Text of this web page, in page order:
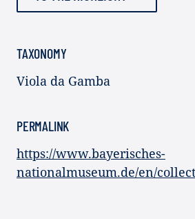
TAXONOMY
Viola da Gamba
PERMALINK
https://www.bayerisches-
nationalmuseum.de/en/